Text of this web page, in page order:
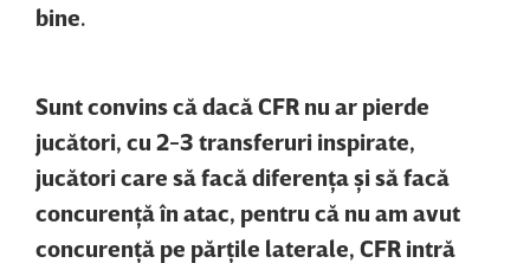
bine.
Sunt convins că dacă CFR nu ar pierde
jucători, cu 2-3 transferuri inspirate,
jucători care să facă diferenţa şi să facă
concurenţă în atac, pentru că nu am avut
concurenţă pe părţile laterale, CFR intră